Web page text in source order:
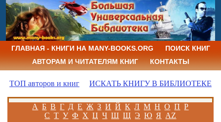
ГЛАВНАЯ - КНИГИ НА MANY-BOOKS.ORG
ПОИСК КНИГ
АВТОРАМ И ЧИТАТЕЛЯМ КНИГ
КОНТАКТЫ
ТОП авторов и книг ИСКАТЬ КНИГУ В БИБЛИОТЕКЕ
А Б В Г Д Е Ж З И Й К Л М Н О П Р
С Т У Ф Х Ц Ч Ш Щ Э Ю Я AZ